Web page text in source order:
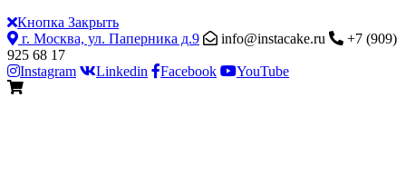
Кнопка Закрыть
г. Москва, ул. Паперника д.9
info@instacake.ru
+7 (909)
925 68 17
Instagram
Linkedin Facebook YouTube